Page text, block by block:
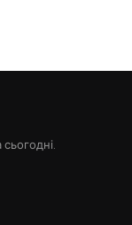
сьогодні.